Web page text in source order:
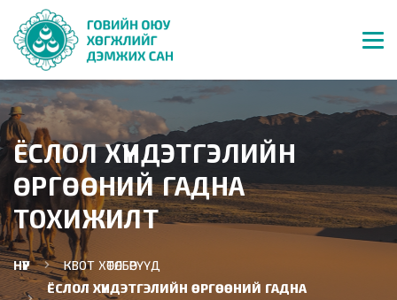
ЁСЛОЛ ХҮНДЭТГЭЛИЙН
ӨРГӨӨНИЙ ГАДНА
ТОХИЖИЛТ
НҮҮР
КВОТ ХӨТӨЛБӨРҮҮД
ЁСЛОЛ ХҮНДЭТГЭЛИЙН ӨРГӨӨНИЙ ГАДНА